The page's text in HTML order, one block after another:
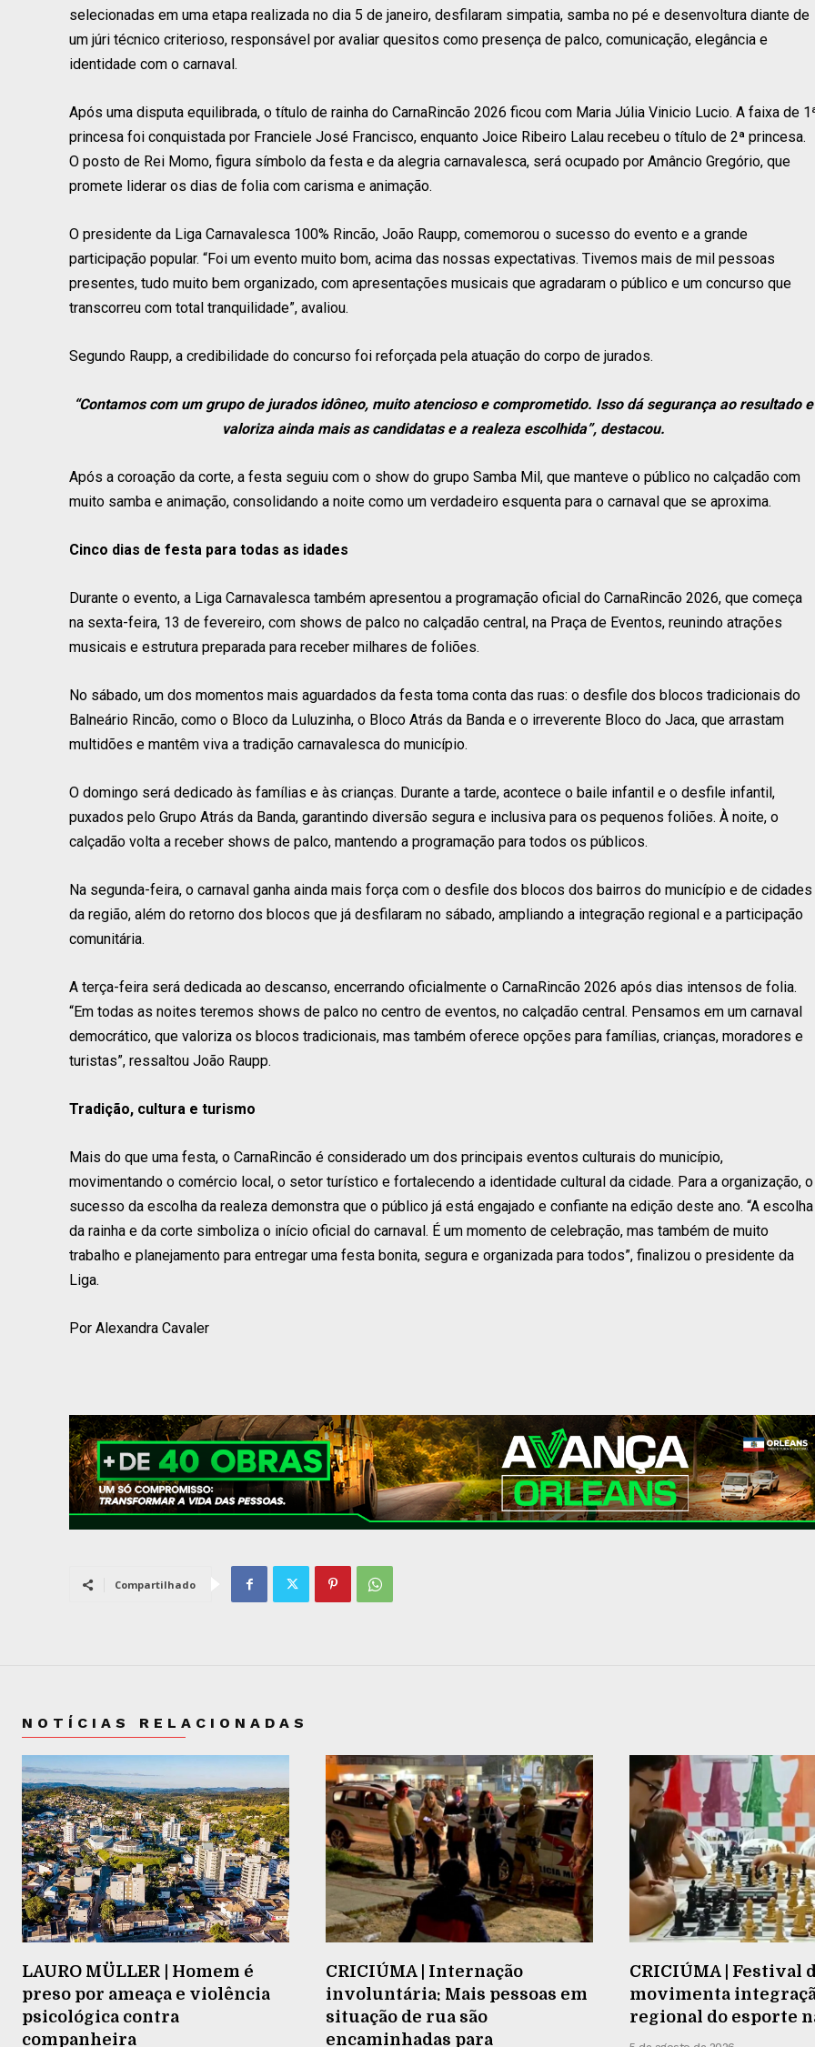
selecionadas em uma etapa realizada no dia 5 de janeiro, desfilaram simpatia, samba no pé e desenvoltura diante de
um júri técnico criterioso, responsável por avaliar quesitos como presença de palco, comunicação, elegância e
identidade com o carnaval.
Após uma disputa equilibrada, o título de rainha do CarnaRincão 2026 ficou com Maria Júlia Vinicio Lucio. A faixa de
princesa foi conquistada por Franciele José Francisco, enquanto Joice Ribeiro Lalau recebeu o título de 2ª princesa.
O posto de Rei Momo, figura símbolo da festa e da alegria carnavalesca, será ocupado por Amâncio Gregório, que
promete liderar os dias de folia com carisma e animação.
O presidente da Liga Carnavalesca 100% Rincão, João Raupp, comemorou o sucesso do evento e a grande
participação popular. “Foi um evento muito bom, acima das nossas expectativas. Tivemos mais de mil pessoas
presentes, tudo muito bem organizado, com apresentações musicais que agradaram o público e um concurso que
transcorreu com total tranquilidade”, avaliou.
Segundo Raupp, a credibilidade do concurso foi reforçada pela atuação do corpo de jurados.
“Contamos com um grupo de jurados idôneo, muito atencioso e comprometido. Isso dá segurança ao resultado e
valoriza ainda mais as candidatas e a realeza escolhida”, destacou.
Após a coroação da corte, a festa seguiu com o show do grupo Samba Mil, que manteve o público no calçadão com
muito samba e animação, consolidando a noite como um verdadeiro esquenta para o carnaval que se aproxima.
Cinco dias de festa para todas as idades
Durante o evento, a Liga Carnavalesca também apresentou a programação oficial do CarnaRincão 2026, que começa
na sexta-feira, 13 de fevereiro, com shows de palco no calçadão central, na Praça de Eventos, reunindo atrações
musicais e estrutura preparada para receber milhares de foliões.
No sábado, um dos momentos mais aguardados da festa toma conta das ruas: o desfile dos blocos tradicionais do
Balneário Rincão, como o Bloco da Luluzinha, o Bloco Atrás da Banda e o irreverente Bloco do Jaca, que arrastam
multidões e mantêm viva a tradição carnavalesca do município.
O domingo será dedicado às famílias e às crianças. Durante a tarde, acontece o baile infantil e o desfile infantil,
puxados pelo Grupo Atrás da Banda, garantindo diversão segura e inclusiva para os pequenos foliões. À noite, o
calçadão volta a receber shows de palco, mantendo a programação para todos os públicos.
Na segunda-feira, o carnaval ganha ainda mais força com o desfile dos blocos dos bairros do município e de cidades
da região, além do retorno dos blocos que já desfilaram no sábado, ampliando a integração regional e a participação
comunitária.
A terça-feira será dedicada ao descanso, encerrando oficialmente o CarnaRincão 2026 após dias intensos de folia.
“Em todas as noites teremos shows de palco no centro de eventos, no calçadão central. Pensamos em um carnaval
democrático, que valoriza os blocos tradicionais, mas também oferece opções para famílias, crianças, moradores e
turistas”, ressaltou João Raupp.
Tradição, cultura e turismo
Mais do que uma festa, o CarnaRincão é considerado um dos principais eventos culturais do município,
movimentando o comércio local, o setor turístico e fortalecendo a identidade cultural da cidade. Para a organização, o
sucesso da escolha da realeza demonstra que o público já está engajado e confiante na edição deste ano. “A escolha
da rainha e da corte simboliza o início oficial do carnaval. É um momento de celebração, mas também de muito
trabalho e planejamento para entregar uma festa bonita, segura e organizada para todos”, finalizou o presidente da
Liga.
Por Alexandra Cavaler
Compartilhado
NOTÍCIAS RELACIONADAS
LAURO MÜLLER | Homem é
preso por ameaça e violência
psicológica contra
companheira
CRICIÚMA | Internação
involuntária: Mais pessoas em
situação de rua são
encaminhadas para
CRICIÚMA | Festival
movimenta
regional do esporte